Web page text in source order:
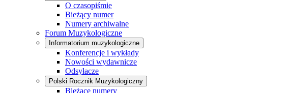
O czasopiśmie
Bieżący numer
Numery archiwalne
Forum Muzykologiczne
Informatorium muzykologiczne
Konferencje i wykłady
Nowości wydawnicze
Odsyłacze
Polski Rocznik Muzykologiczny
Bieżące numery